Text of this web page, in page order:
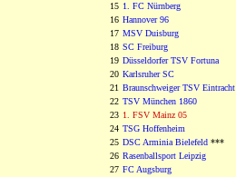
15 1. FC Nürnberg
16 Hannover 96
17 MSV Duisburg
18 SC Freiburg
19 Düsseldorfer TSV Fortuna
20 Karlsruher SC
21 Braunschweiger TSV Eintracht
22 TSV München 1860
23 1. FSV Mainz 05
24 TSG Hoffenheim
25 DSC Arminia Bielefeld***
26 Rasenballsport Leipzig
27 FC Augsburg